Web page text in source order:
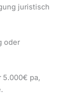
juristisch
oder
5.000€ pa,